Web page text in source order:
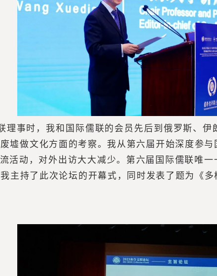
理事时，我和国际儒联的会员先后到俄罗斯、
墟做文化方面的考察。我从第六届开始深度参
活动，对外出访大大减少。第六届国际儒联唯
主持了此次论坛的开幕式，同时发表了题为《